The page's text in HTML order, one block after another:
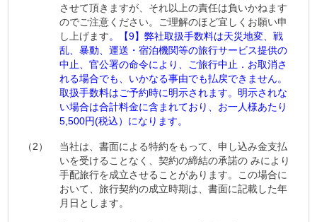
させて頂きますが、それ以上の責任は負いかねます
のでご注意ください。ご理解のほど宜しくお願い申
し上げます。【9】弊社取扱手数料は天災地変、戦
乱、暴動、運送・宿泊機関等の旅行サービス提供の
中止、官公署の命令により、ご旅行中止．お取消さ
れる場合でも、いかなる事由でも払戻できません。
取扱手数料はご予約時に明示されます。明示されな
い場合は合計料金に含まれており、お一人様あたり
5,500円(税込）になります。
（2）
当社は、書面による特約をもって、申し込み金支払
いを受けることなく、契約の締結の承諾の みにより
手配旅行を成立させることがあります。この場合に
おいて、旅行契約の成立時期は、書面に記載した年
月日とします。